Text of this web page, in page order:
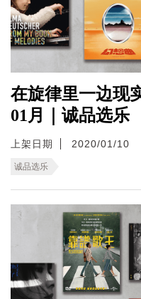
在旋律里一边现
01月｜诚品选乐
上架日期 2020/01/10
诚品选乐